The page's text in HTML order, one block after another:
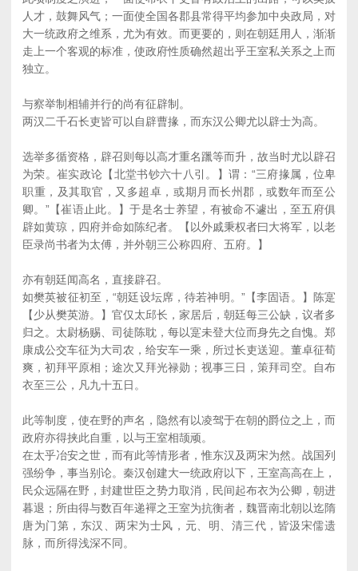
人才，鼓舞风气；一面使全国各郡县常得平均参加中央政局，对
大一统政府之维系，尤为有效。而更要的，则在朝廷用人，渐渐
走上一个客观的标准，使政府性质确然超出乎王室私关系之上而
独立。
与察举制相辅并行的尚有征辟制。
两汉二千石长吏皆可以自辟曹掾，而东汉公卿尤以辟士为高。
选举多循资格，辟召则每以高才重名躐等而升，故当时尤以辟召
为荣。崔实政论【北堂书钞六十八引。】谓：“三府掾属，位卑
职重，及其取官，又多超卓，或期月而长州郡，或数年而至公
卿。”【崔语止此。】于是名士养望，有被命不遽出，至五府俱
辟如黄琼，四府并命如陈纪者。【以外戚秉权者曰大将军，以老
臣录尚书者为太傅，并外朝三公称四府、五府。】
亦有朝廷闻高名，直接辟召。
如樊英被征初至，“朝廷设坛席，待若神明。”【李固语。】陈寔
【少从樊英游。】官仅太邱长，家居后，朝廷每三公缺，议者多
归之。太尉杨赐、司徒陈耽，每以寔未登大位而身先之自愧。郑
康成公交车征为大司农，给安车一乘，所过长吏送迎。董卓征荀
爽，初拜平原相；途次又拜光禄勋；视事三日，策拜司空。自布
衣至三公，凡九十五日。
此等制度，使在野的声名，隐然有以凌驾于在朝的爵位之上，而
政府亦得挟此自重，以与王室相颉顽。
在太乎冶安之世，而有此等情形者，惟东汉及两宋为然。战国列
强纷争，事当别论。秦汉创建大一统政府以下，王室高高在上，
民众远隔在野，封建世臣之势力取消，民间起布衣为公卿，朝进
暮退；所由得与数百年递襌之王室为抗衡者，魏晋南北朝以迄隋
唐为门第，东汉、两宋为士风，元、明、清三代，皆汲宋儒遗
脉，而所得浅深不同。